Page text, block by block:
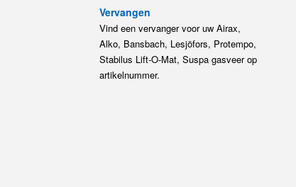
Vervangen
Vind een vervanger voor uw Airax,
Alko, Bansbach, Lesjöfors, Protempo,
Stabilus Lift-O-Mat, Suspa gasveer op
artikelnummer.